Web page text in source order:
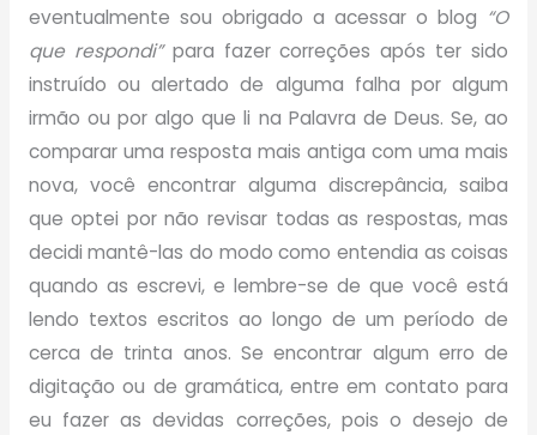
eventualmente sou obrigado a acessar o blog “O
que respondi”para fazer correções após ter sido
instruído ou alertado de alguma falha por algum
irmão ou por algo que li na Palavra de Deus. Se, ao
comparar uma resposta mais antiga com uma mais
nova, você encontrar alguma discrepância, saiba
que optei por não revisar todas as respostas, mas
decidi mantê-las do modo como entendia as coisas
quando as escrevi, e lembre-se de que você está
lendo textos escritos ao longo de um período de
cerca de trinta anos. Se encontrar algum erro de
digitação ou de gramática, entre em contato para
eu fazer as devidas correções, pois o desejo de